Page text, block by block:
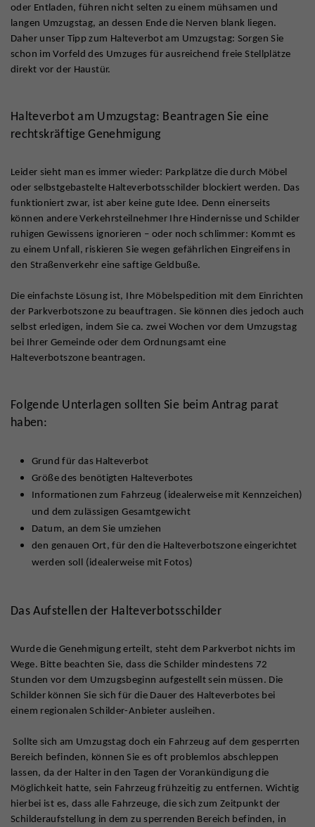
oder Entladen, führen nicht selten zu einem mühsamen und
langen Umzugstag, an dessen Ende die Nerven blank liegen.
Daher unser Tipp zum Halteverbot am Umzugstag: Sorgen Sie
schon im Vorfeld des Umzuges für ausreichend freie Stellplätze
direkt vor der Haustür.
Halteverbot am Umzugstag: Beantragen Sie eine
rechtskräftige Genehmigung
Leider sieht man es immer wieder: Parkplätze die durch Möbel
oder selbstgebastelte Halteverbotsschilder blockiert werden. Das
funktioniert zwar, ist aber keine gute Idee. Denn einerseits
können andere Verkehrsteilnehmer Ihre Hindernisse und Schilder
ruhigen Gewissens ignorieren – oder noch schlimmer: Kommt es
zu einem Unfall, riskieren Sie wegen gefährlichen Eingreifens in
den Straßenverkehr eine saftige Geldbuße.
Die einfachste Lösung ist, Ihre Möbelspedition mit dem Einrichten
der Parkverbotszone zu beauftragen. Sie können dies jedoch auch
selbst erledigen, indem Sie ca. zwei Wochen vor dem Umzugstag
bei Ihrer Gemeinde oder dem Ordnungsamt eine
Halteverbotszone beantragen.
Folgende Unterlagen sollten Sie beim Antrag parat
haben:
Grund für das Halteverbot
Größe des benötigten Halteverbotes
Informationen zum Fahrzeug (idealerweise mit Kennzeichen)
und dem zulässigen Gesamtgewicht
Datum, an dem Sie umziehen
den genauen Ort, für den die Halteverbotszone eingerichtet
werden soll (idealerweise mit Fotos)
Das Aufstellen der Halteverbotsschilder
Wurde die Genehmigung erteilt, steht dem Parkverbot nichts im
Wege. Bitte beachten Sie, dass die Schilder mindestens 72
Stunden vor dem Umzugsbeginn aufgestellt sein müssen. Die
Schilder können Sie sich für die Dauer des Halteverbotes bei
einem regionalen Schilder-Anbieter ausleihen.
Sollte sich am Umzugstag doch ein Fahrzeug auf dem gesperrten
Bereich befinden, können Sie es oft problemlos abschleppen
lassen, da der Halter in den Tagen der Vorankündigung die
Möglichkeit hatte, sein Fahrzeug frühzeitig zu entfernen. Wichtig
hierbei ist es, dass alle Fahrzeuge, die sich zum Zeitpunkt der
Schilderaufstellung in dem zu sperrenden Bereich befinden, in